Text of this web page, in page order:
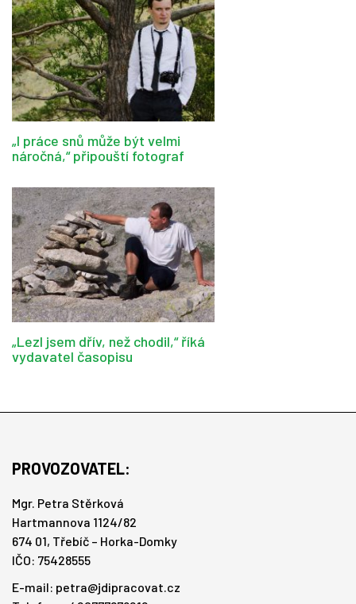
„I práce snů může být velmi
náročná,“ připouští fotograf
„Lezl jsem dřív, než chodil,“ říká
vydavatel časopisu
PROVOZOVATEL:
Mgr. Petra Stěrková
Hartmannova 1124/82
674 01, Třebíč – Horka-Domky
IČO: 75428555
E-mail: petra@jdipracovat.cz